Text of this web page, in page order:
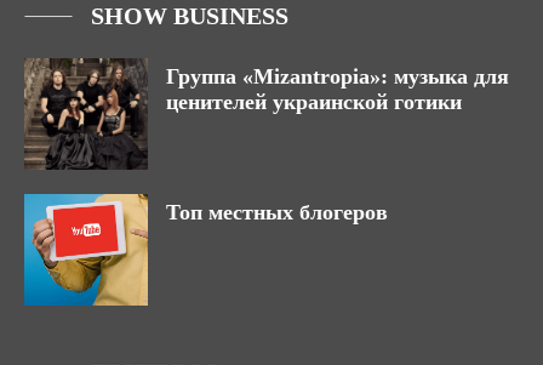
SHOW BUSINESS
Группа «Mizantropia»: музыка для
ценителей украинской готики
Топ местных блогеров